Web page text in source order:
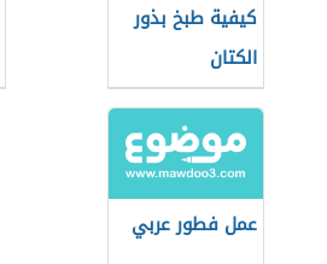
كيفية طبخ بذور
الكتان
عمل فطور عربي